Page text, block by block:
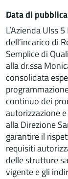
Data di
L’Azienda Ulss
dell’incarico di
Semplice di
alla dr.ssa
consolidata
continuo dei
autorizzazione
alla Direzione
garantire il
requisiti
delle strutture
vigente e gli